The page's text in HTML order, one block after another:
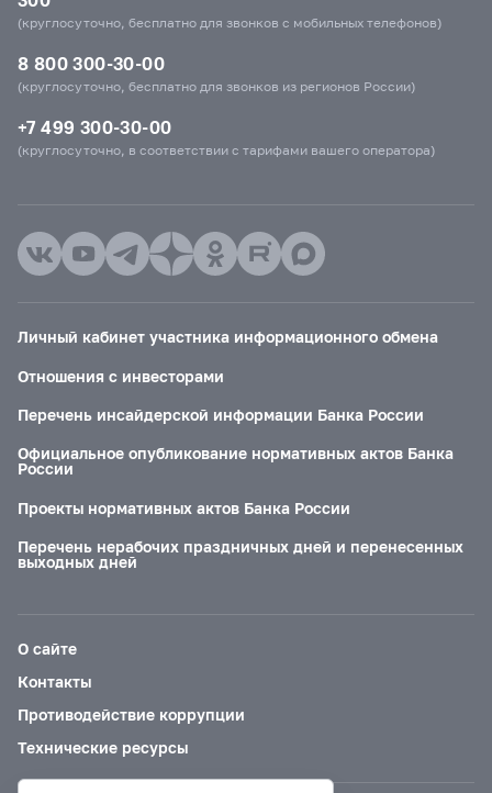
(круглосуточно, бесплатно для звонков с мобильных телефонов)
8 800 300-30-00
(круглосуточно, бесплатно для звонков из регионов России)
+7 499 300-30-00
(круглосуточно, в соответствии с тарифами вашего оператора)
Личный кабинет участника информационного обмена
Отношения с инвесторами
Перечень инсайдерской информации Банка России
Официальное опубликование нормативных актов Банка
России
Проекты нормативных актов Банка России
Перечень нерабочих праздничных дней и перенесенных
выходных дней
О сайте
Контакты
Противодействие коррупции
Технические ресурсы